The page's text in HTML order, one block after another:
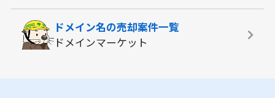
ドメイン名の売却案件一覧
ドメインマーケット